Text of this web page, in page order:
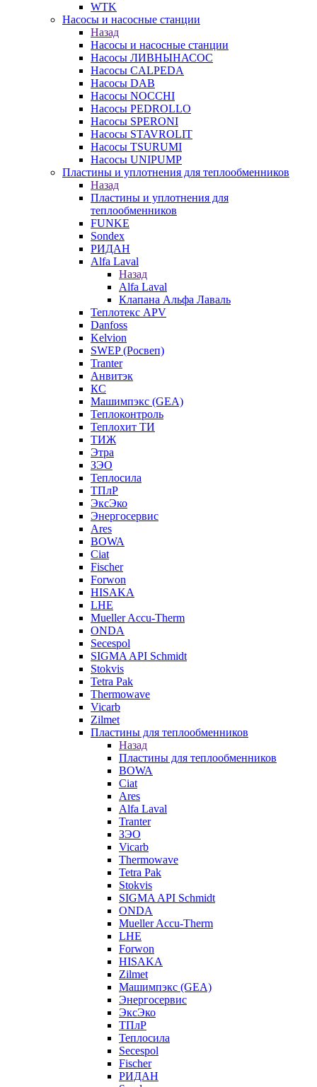
WTK
Насосы и насосные станции
Назад
Насосы и насосные станции
Насосы ЛИВНЫНАСОС
Насосы CALPEDA
Насосы DAB
Насосы NOCCHI
Насосы PEDROLLO
Насосы SPERONI
Насосы STAVROLIT
Насосы TSURUMI
Насосы UNIPUMP
Пластины и уплотнения для теплообменников
Назад
Пластины и уплотнения для
теплообменников
FUNKE
Sondex
РИДАН
Alfa Laval
Назад
Alfa Laval
Клапана Альфа Лаваль
Теплотекс APV
Danfoss
Kelvion
SWEP (Росвеп)
Tranter
Анвитэк
КС
Машимпэкс (GEA)
Теплоконтроль
Теплохит ТИ
ТИЖ
Этра
ЗЭО
Теплосила
ТПлР
ЭксЭко
Энергосервис
Ares
BOWA
Ciat
Fischer
Forwon
HISAKA
LHE
Mueller Accu-Therm
ONDA
Secespol
SIGMA API Schmidt
Stokvis
Tetra Pak
Thermowave
Vicarb
Zilmet
Пластины для теплообменников
Назад
Пластины для теплообменников
BOWA
Ciat
Ares
Alfa Laval
Tranter
ЗЭО
Vicarb
Thermowave
Tetra Pak
Stokvis
SIGMA API Schmidt
ONDA
Mueller Accu-Therm
LHE
Forwon
HISAKA
Zilmet
Машимпэкс (GEA)
Энергосервис
ЭксЭко
ТПлР
Теплосила
Secespol
Fischer
РИДАН